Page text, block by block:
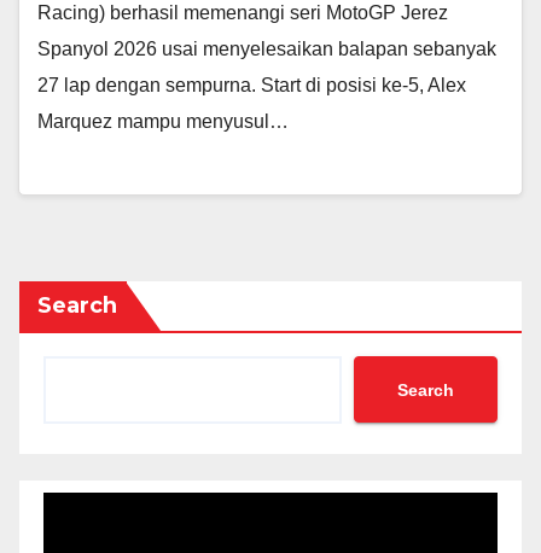
Racing) berhasil memenangi seri MotoGP Jerez
Spanyol 2026 usai menyelesaikan balapan sebanyak
27 lap dengan sempurna. Start di posisi ke-5, Alex
Marquez mampu menyusul…
Search
Search